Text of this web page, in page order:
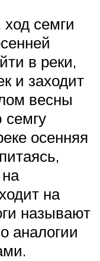
семги
в реки,
и заходит
весны
семгу
осенняя
на
называют
аналогии